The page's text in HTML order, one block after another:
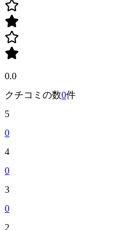
0.0
クチコミの数0件
5
0
4
0
3
0
2